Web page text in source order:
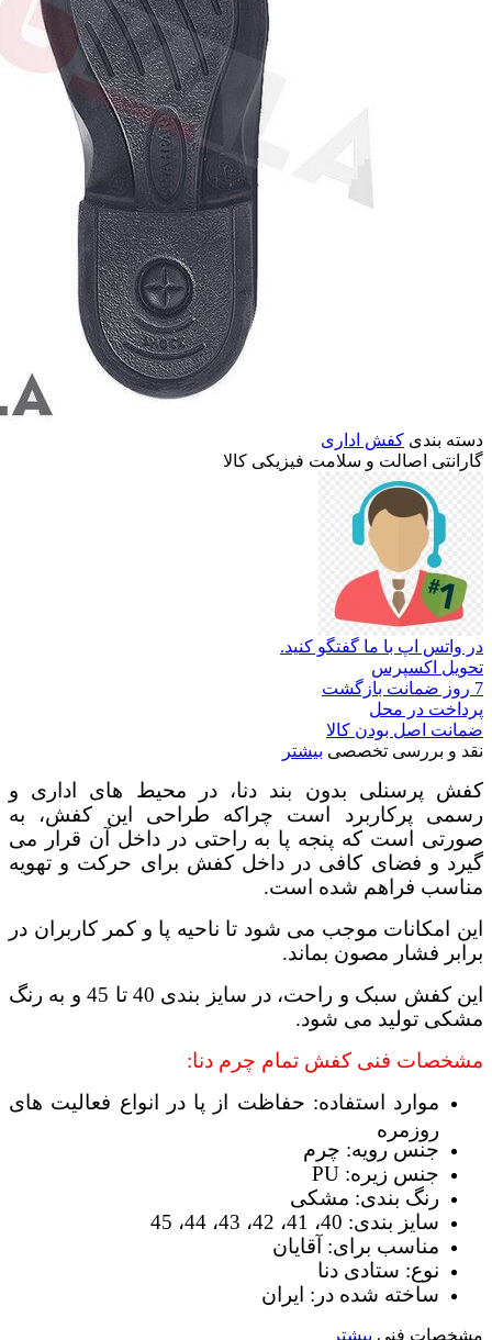
دسته بندی کفش اداری
گارانتی اصالت و سلامت فیزیکی کالا
در واتس اپ با ما گفتگو کنید.
تحویل اکسپرس
7 روز ضمانت بازگشت
پرداخت در محل
ضمانت اصل بودن کالا
نقد و بررسی تخصصی بیشتر
کفش پرسنلی بدون بند دنا، در محیط های اداری و
رسمی پرکاربرد است چراکه طراحی این کفش، به
صورتی است که پنجه پا به راحتی در داخل آن قرار می
گیرد و فضای کافی در داخل کفش برای حرکت و تهویه
مناسب فراهم شده است.
این امکانات موجب می شود تا ناحیه پا و کمر کاربران در
برابر فشار مصون بماند.
این کفش سبک و راحت، در سایز بندی 40 تا 45 و به رنگ
مشکی تولید می شود.
مشخصات فنی کفش تمام چرم دنا:
موارد استفاده: حفاظت از پا در انواع فعالیت های
روزمره
جنس رویه: چرم
جنس زیره: PU
رنگ بندی: مشکی
سایز بندی: 40، 41، 42، 43، 44، 45
مناسب برای: آقایان
نوع: ستادی دنا
ساخته شده در: ایران
مشخصات فنی بیشتر